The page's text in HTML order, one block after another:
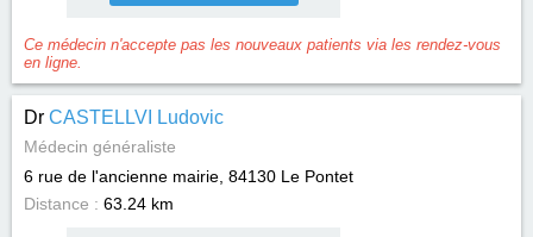
Ce médecin n'accepte pas les nouveaux patients via les rendez-vous
en ligne.
Dr CASTELLVI Ludovic
Médecin généraliste
6 rue de l'ancienne mairie, 84130 Le Pontet
Distance : 63.24 km